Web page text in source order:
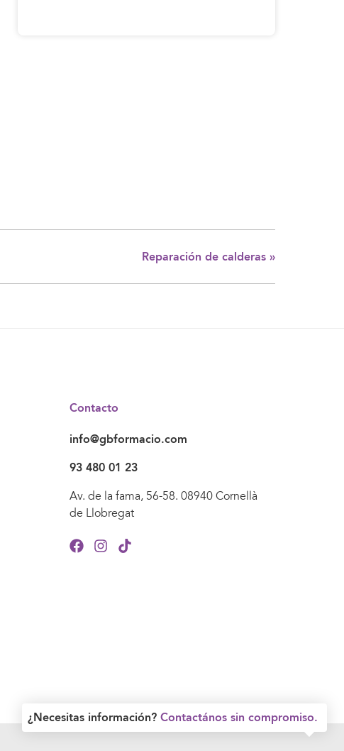
¿Necesitas información? Contactános sin compromiso.
Reparación de calderas »
Contacto
info@gbformacio.com
93 480 01 23
Av. de la fama, 56-58. 08940 Cornellà
de Llobregat